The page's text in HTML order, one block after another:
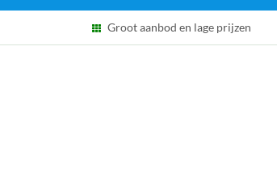
Groot aanbod en lage prijzen